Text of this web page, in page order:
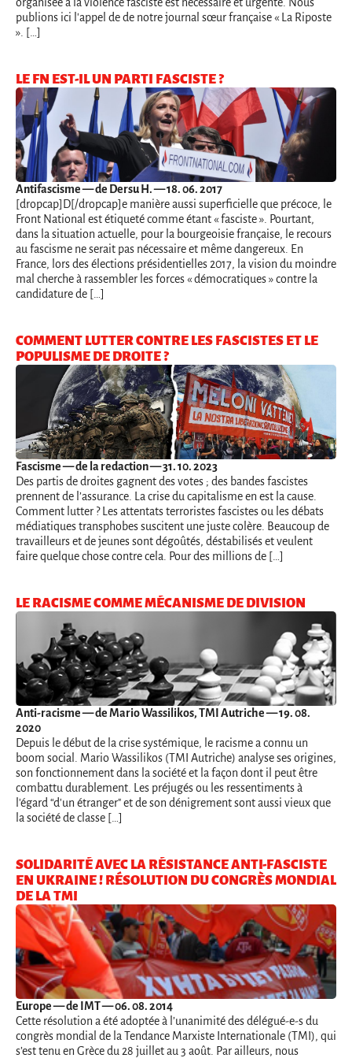
publions ici l'appel de de notre journal sœur française « La Riposte
». […]
LE FN EST-IL UN PARTI FASCISTE ?
Antifascisme— de Dersu H. — 18. 06. 2017
[dropcap]D[/dropcap]e manière aussi superficielle que précoce, le
Front National est étiqueté comme étant « fasciste ». Pourtant,
dans la situation actuelle, pour la bourgeoisie française, le recours
au fascisme ne serait pas nécessaire et même dangereux. En
France, lors des élections présidentielles 2017, la vision du moindre
mal cherche à rassembler les forces « démocratiques » contre la
candidature de […]
COMMENT LUTTER CONTRE LES FASCISTES ET LE
POPULISME DE DROITE ?
Fascisme— de la redaction — 31. 10. 2023
Des partis de droites gagnent des votes ; des bandes fascistes
prennent de l’assurance. La crise du capitalisme en est la cause.
Comment lutter ? Les attentats terroristes fascistes ou les débats
médiatiques transphobes suscitent une juste colère. Beaucoup de
travailleurs et de jeunes sont dégoûtés, déstabilisés et veulent
faire quelque chose contre cela. Pour des millions de […]
LE RACISME COMME MÉCANISME DE DIVISION
Anti-racisme— de Mario Wassilikos, TMI Autriche — 19. 08.
2020
Depuis le début de la crise systémique, le racisme a connu un
boom social. Mario Wassilikos (TMI Autriche) analyse ses origines,
son fonctionnement dans la société et la façon dont il peut être
combattu durablement. Les préjugés ou les ressentiments à
l'égard “d'un étranger" et de son dénigrement sont aussi vieux que
la société de classe […]
SOLIDARITÉ AVEC LA RÉSISTANCE ANTI-FASCISTE
EN UKRAINE ! RÉSOLUTION DU CONGRÈS MONDIAL
DE LA TMI
Europe— de IMT — 06. 08. 2014
Cette résolution a été adoptée à l’unanimité des délégué-e-s du
congrès mondial de la Tendance Marxiste Internationale (TMI), qui
s’est tenu en Grèce du 28 juillet au 3 août. Par ailleurs, nous